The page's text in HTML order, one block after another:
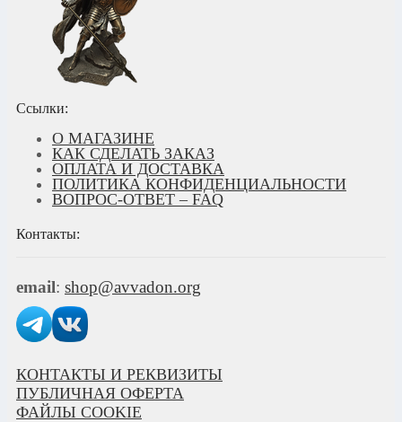
Ссылки:
О МАГАЗИНЕ
КАК СДЕЛАТЬ ЗАКАЗ
ОПЛАТА И ДОСТАВКА
ПОЛИТИКА КОНФИДЕНЦИАЛЬНОСТИ
ВОПРОС-ОТВЕТ – FAQ
Контакты:
email: shop@avvadon.org
КОНТАКТЫ И РЕКВИЗИТЫ
ПУБЛИЧНАЯ ОФЕРТА
ФАЙЛЫ COOKIE